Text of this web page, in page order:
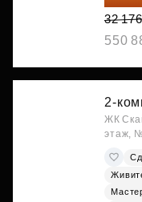
32
550
2-
ЖК
этаж,